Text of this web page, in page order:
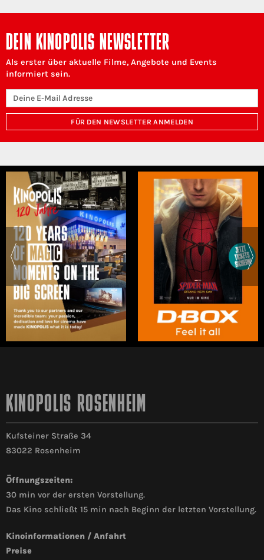
DEIN KINOPOLIS NEWSLETTER
Als erster über aktuelle Filme, Angebote und Events
informiert sein.
FÜR DEN NEWSLETTER ANMELDEN
KINOPOLIS ROSENHEIM
Kufsteiner Straße 34
83022 Rosenheim
Öffnungszeiten:
30 min vor der ersten Vorstellung.
Das Kino schließt 15 min nach Beginn der letzten Vorstellung.
Kinoinformationen / Anfahrt
Preise